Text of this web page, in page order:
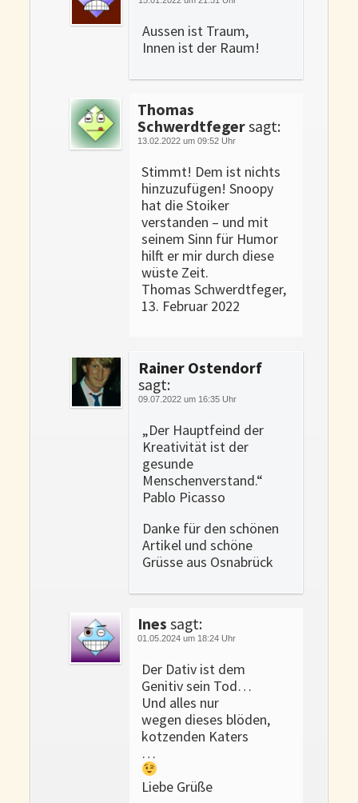
Aussen ist Traum,
Innen ist der Raum!
Thomas
Schwerdtfegersagt:
13.02.2022 um 09:52 Uhr
Stimmt! Dem ist nichts
hinzuzufügen! Snoopy
hat die Stoiker
verstanden – und mit
seinem Sinn für Humor
hilft er mir durch diese
wüste Zeit.
Thomas Schwerdtfeger,
13. Februar 2022
Rainer Ostendorf
sagt:
09.07.2022 um 16:35 Uhr
„Der Hauptfeind der
Kreativität ist der
gesunde
Menschenverstand.“
Pablo Picasso
Danke für den schönen
Artikel und schöne
Grüsse aus Osnabrück
Ines sagt:
01.05.2024 um 18:24 Uhr
Der Dativ ist dem
Genitiv sein Tod…
Und alles nur
wegen dieses blöden,
kotzenden Katers
…
Liebe Grüße